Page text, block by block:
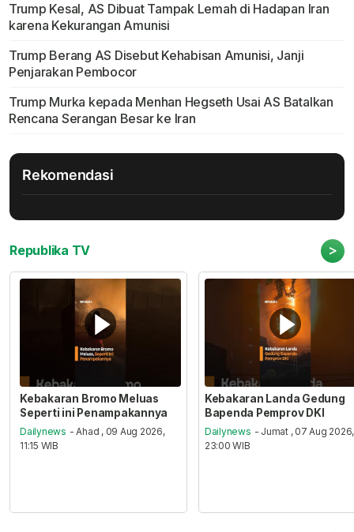
Trump Kesal, AS Dibuat Tampak Lemah di Hadapan Iran
karena Kekurangan Amunisi
Trump Berang AS Disebut Kehabisan Amunisi, Janji
Penjarakan Pembocor
Trump Murka kepada Menhan Hegseth Usai AS Batalkan
Rencana Serangan Besar ke Iran
Rekomendasi
Republika TV >
Kebakaran Bromo Meluas
Seperti ini Penampakannya
Dailynews - Ahad , 09 Aug 2026,
11:15 WIB
Kebakaran Landa Gedung
Bapenda Pemprov DKI
Dailynews - Jumat , 07 Aug 2026,
23:00 WIB